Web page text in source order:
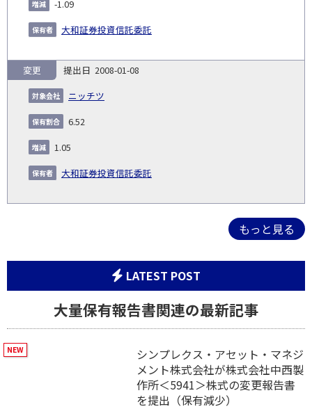
-1.09
大和証券投資信託委託
2008-01-08
ニッチツ
変更
6.52
1.05
大和証券投資信託委託
もっと見る
LATEST POST
大量保有報告書関連の最新記事
シンプレクス・アセット・マネジ
メント株式会社が株式会社中西製
作所＜5941＞株式の変更報告書
を提出（保有減少）